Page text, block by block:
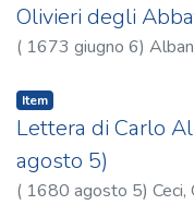
Olivieri degli
( 1673 giugno 6)
Item
Lettera di Carlo
agosto 5)
( 1680 agosto 5) Ceci,